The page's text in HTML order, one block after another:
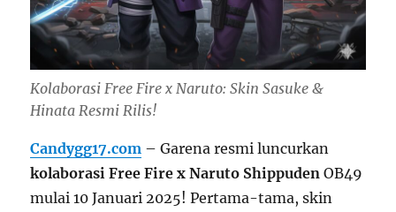
Kolaborasi Free Fire x Naruto: Skin Sasuke &
Hinata Resmi Rilis!
Candygg17.com – Garena resmi luncurkan
kolaborasi Free Fire x Naruto Shippuden OB49
mulai 10 Januari 2025! Pertama-tama, skin